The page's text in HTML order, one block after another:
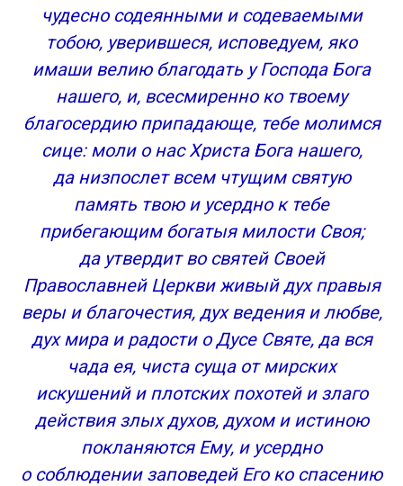
Икос 5
Кондак 6
Икос 6
Кондак 7
Икос 7
Кондак 8
Икос 8
Кондак 10
Икос 10
Кондак 11
Икос 11
Кондак 12
Кондак 13
Мо­ли́т­ва пер­вая
Мо­ли́т­ва вто­рая
чудесно содеянными и содеваемыми
тобою, уверившеся, исповедуем, яко
имаши велию благодать у Господа Бога
нашего, и, всесмиренно ко твоему
благосердию припадающе, тебе молимся
сице: моли о нас Христа Бога нашего,
да низпослет всем чтущим святую
память твою и усердно к тебе
прибегающим богатыя милости Своя;
да утвердит во святей Своей
Православней Церкви живый дух правыя
веры и благочестия, дух ведения и любве,
дух мира и радости о Дусе Святе, да вся
чада ея, чиста суща от мирских
искушений и плотских похотей и злаго
действия злых духов, духом и истиною
покланяются Ему, и усердно
о соблюдении заповедей Его ко спасению